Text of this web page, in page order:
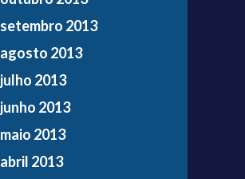
setembro 2013
agosto 2013
julho 2013
junho 2013
maio 2013
abril 2013